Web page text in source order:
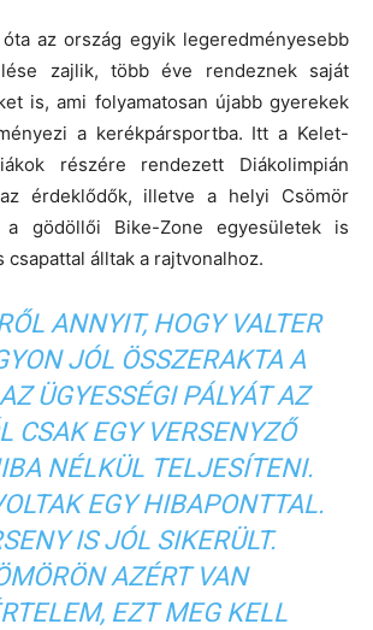
az ország egyik legeredményesebb
zajlik, több éve rendeznek saját
is, ami folyamatosan újabb gyerekek
a kerékpársportba. Itt a Kelet-
részére rendezett Diákolimpián
érdeklődők, illetve a helyi Csömör
a gödöllői Bike-Zone egyesületek is
csapattal álltak a rajtvonalhoz.
ANNYIT, HOGY VALTER
JÓL ÖSSZERAKTA A
ÜGYESSÉGI PÁLYÁT AZ
CSAK EGY VERSENYZŐ
NÉLKÜL TELJESÍTENI.
EGY HIBAPONTTAL.
IS JÓL SIKERÜLT.
AZÉRT VAN
EZT MEG KELL